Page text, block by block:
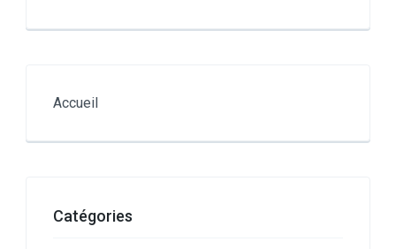
Accueil
Catégories